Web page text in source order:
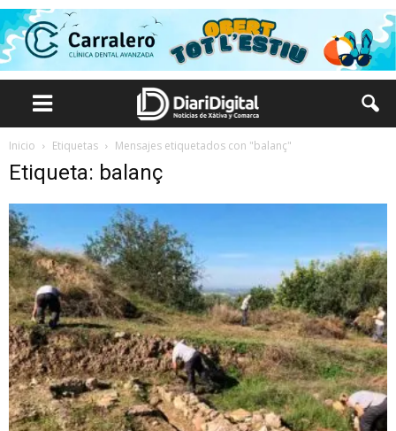
Inicio Etiquetas Mensajes etiquetados con "balanç"
Etiqueta: balanç